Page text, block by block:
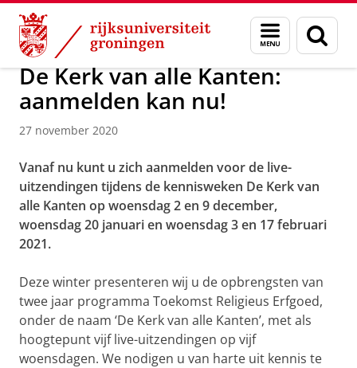
Skip
Content
Skip
Navigation
Menu
en
zoeken
Faculteit Religie, Cultuur en Maatschappij Nieuwsarchief
De Kerk van alle Kanten:
aanmelden kan nu!
27 november 2020
Vanaf nu kunt u zich aanmelden voor de live-
uitzendingen tijdens de kennisweken De Kerk van
alle Kanten op woensdag 2 en 9 december,
woensdag 20 januari en woensdag 3 en 17 februari
2021.
Deze winter presenteren wij u de opbrengsten van
twee jaar programma Toekomst Religieus Erfgoed,
onder de naam ‘De Kerk van alle Kanten’, met als
hoogtepunt vijf live-uitzendingen op vijf
woensdagen. We nodigen u van harte uit kennis te